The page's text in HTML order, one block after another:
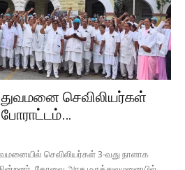
செவிலியர்கள்
செவிலியர்கள் 3-வது நாளாக